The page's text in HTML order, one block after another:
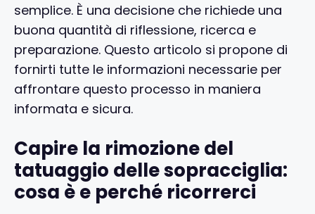
semplice. È una decisione che richiede una
buona quantità di riflessione, ricerca e
preparazione. Questo articolo si propone di
fornirti tutte le informazioni necessarie per
affrontare questo processo in maniera
informata e sicura.
Capire la rimozione del
tatuaggio delle sopracciglia:
cosa è e perché ricorrerci